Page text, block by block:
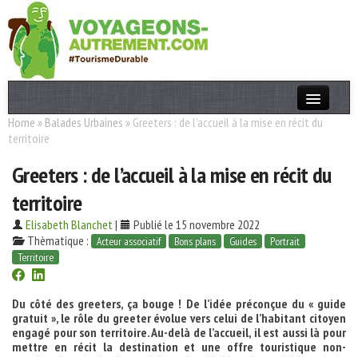
Actualités
Destinations
Acteurs
Thèmes
OK
Home » Balades Urbaines » Greeters : de l’accueil à la mise en récit du
territoire
Greeters : de l’accueil à la mise en récit du
territoire
Elisabeth Blanchet|
Publié le 15 novembre 2022
Thèmatique :
Acteur associatif Bons plans Guides
Portrait
Territoire
Du côté des greeters, ça bouge ! De l’idée préconçue du « guide
gratuit », le rôle du greeter évolue vers celui de l’habitant citoyen
engagé pour son territoire. Au-delà de l’accueil, il est aussi là pour
mettre en récit la destination et une offre touristique non-